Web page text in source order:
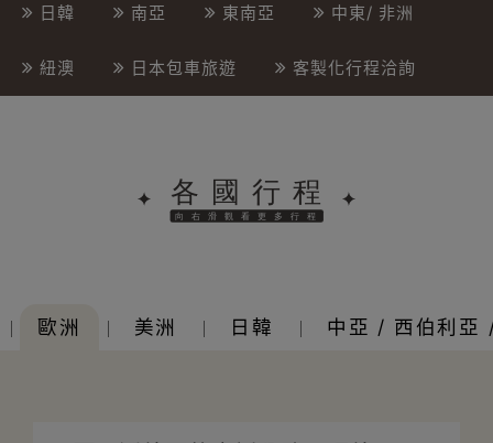
日韓 南亞 東南亞 中東/ 非洲
紐澳 日本包車旅遊 客製化行程洽詢
歐洲 美洲 日韓 中亞 / 西伯利亞